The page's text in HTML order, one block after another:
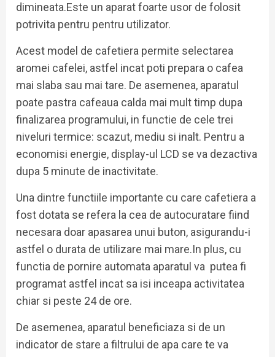
dimineata.Este un aparat foarte usor de folosit
potrivita pentru pentru utilizator.
Acest model de cafetiera permite selectarea
aromei cafelei, astfel incat poti prepara o cafea
mai slaba sau mai tare. De asemenea, aparatul
poate pastra cafeaua calda mai mult timp dupa
finalizarea programului, in functie de cele trei
niveluri termice: scazut, mediu si inalt. Pentru a
economisi energie, display-ul LCD se va dezactiva
dupa 5 minute de inactivitate.
Una dintre functiile importante cu care cafetiera a
fost dotata se refera la cea de autocuratare fiind
necesara doar apasarea unui buton, asigurandu-i
astfel o durata de utilizare mai mare.In plus, cu
functia de pornire automata aparatul va putea fi
programat astfel incat sa isi inceapa activitatea
chiar si peste 24 de ore.
De asemenea, aparatul beneficiaza si de un
indicator de stare a filtrului de apa care te va